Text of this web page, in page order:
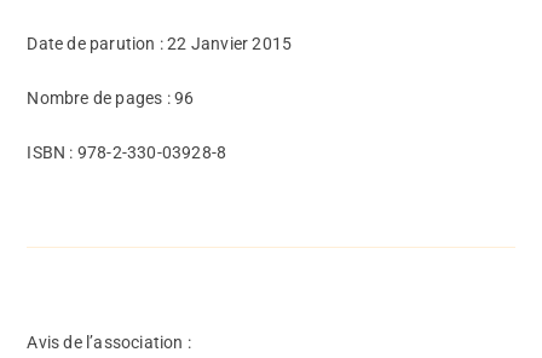
Date de parution : 22 Janvier 2015
Nombre de pages : 96
ISBN : 978-2-330-03928-8
Avis de l’association :